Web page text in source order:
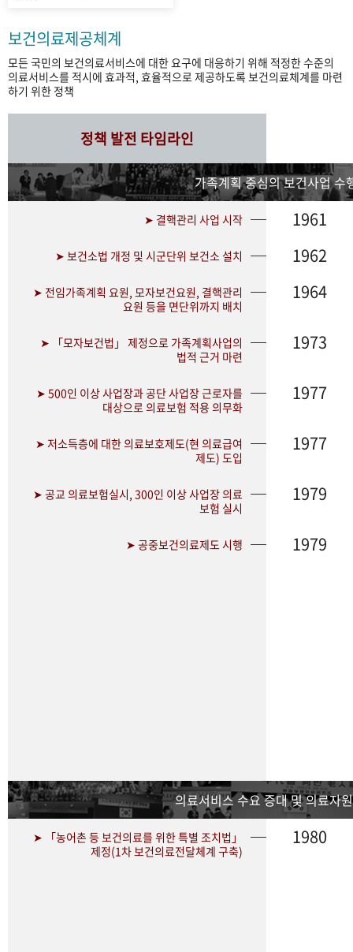
보건의료제공체계
모든 국민의 보건의료서비스에 대한 요구에 대응하기 위해 적정한 수준의
의료서비스를 적시에 효과적, 효율적으로 제공하도록 보건의료체계를 마련
하기 위한 정책
정책 발전 타임라인
가족계획 중심의 보건사업 수
➤ 결핵관리 사업 시작 1961
➤ 보건소법 개정 및 시군단위 보건소 설치 1962
➤ 전임가족계획 요원, 모자보건요원, 결핵관리
요원 등을 면단위까지 배치
1964
➤ 「모자보건법」 제정으로 가족계획사업의
법적 근거 마련
1973
➤ 500인 이상 사업장과 공단 사업장 근로자를
대상으로 의료보험 적용 의무화
1977
➤ 저소득층에 대한 의료보호제도(현 의료급여
제도) 도입
1977
➤ 공교 의료보험실시, 300인 이상 사업장 의료
보험 실시
1979
➤ 공중보건의료제도 시행 1979
의료서비스 수요 증대 및 의료자
➤ 「농어촌 등 보건의료를 위한 특별 조치법」
제정(1차 보건의료전달체계 구축)
1980